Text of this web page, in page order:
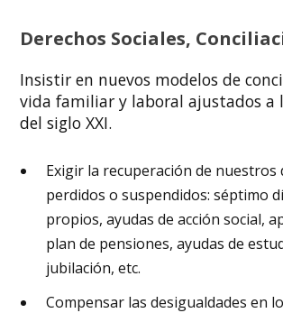
Derechos Sociales,
Insistir en nuevos modelos de
vida familiar y laboral ajustados a
del siglo XXI.
Exigir la recuperación de nuestros
perdidos o suspendidos: séptimo
propios, ayudas de acción social,
plan de pensiones, ayudas de
jubilación, etc.
Compensar las desigualdades en